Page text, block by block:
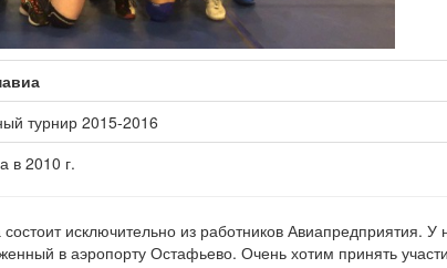
турнир 2015-2016
в 2010 г.
исключительно из работников Авиапредприятия. У
в аэропорту Остафьево. Очень хотим принять